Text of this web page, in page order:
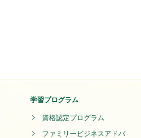
学習プログラム
資格認定プログラム
ファミリービジネスアドバ